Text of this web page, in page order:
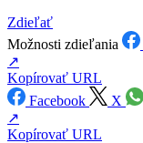
Zdieľať
Možnosti zdieľania
↗
Kopírovať URL
Facebook
X
↗
Kopírovať URL